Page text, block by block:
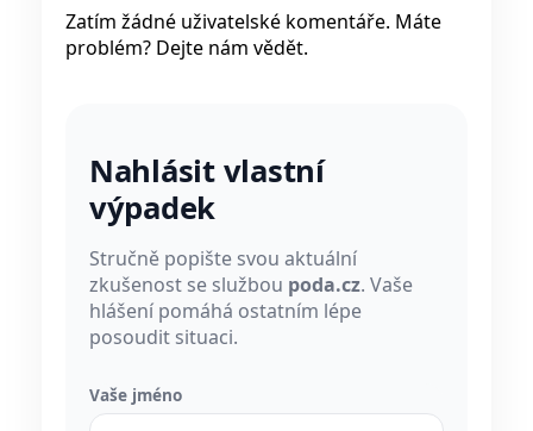
Zatím žádné uživatelské komentáře. Máte
problém? Dejte nám vědět.
Nahlásit vlastní
výpadek
Stručně popište svou aktuální
zkušenost se službou poda.cz. Vaše
hlášení pomáhá ostatním lépe
posoudit situaci.
Vaše jméno